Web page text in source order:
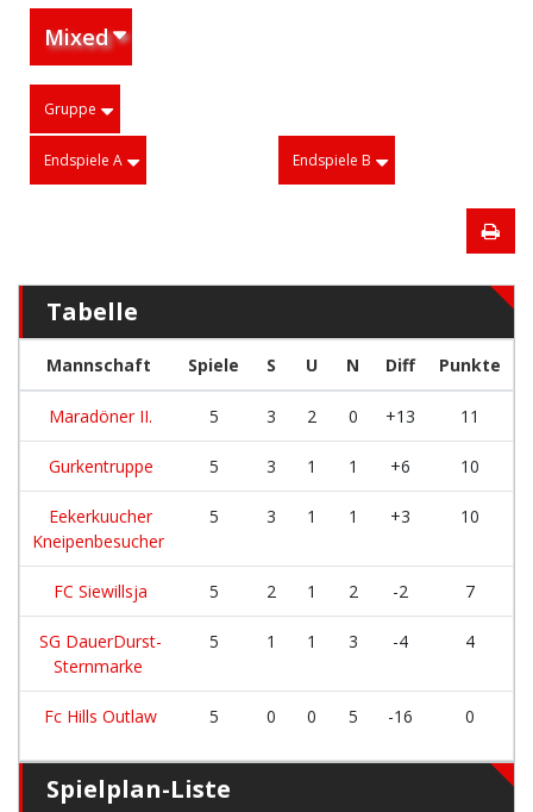
Mixed
Gruppe
Endspiele A Endspiele B
Tabelle
Mannschaft Spiele S U N Diff Punkte
Maradöner II. 5 3 2 0 +13 11
Gurkentruppe 5 3 1 1 +6 10
Eekerkuucher
Kneipenbesucher
5 3 1 1 +3 10
FC Siewillsja 5 2 1 2 -2 7
SG DauerDurst-
Sternmarke
5 1 1 3 -4 4
Fc Hills Outlaw 5 0 0 5 -16 0
Spielplan-Liste